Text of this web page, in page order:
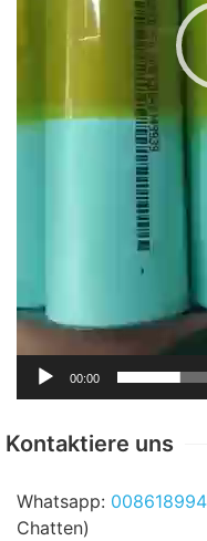
00:00
Kontaktiere uns
Whatsapp:
Chatten)